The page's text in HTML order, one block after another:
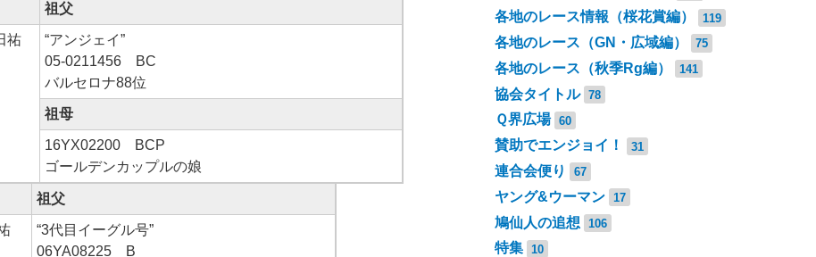
祖父
祐
“アンジェイ”
05-0211456 BC
バルセロナ88位
祖母
16YX02200 BCP
ゴールデンカップルの娘
祖父
“3代目イーグル号”
06YA08225 B
各地のレース情報（桜花賞編） 119
各地のレース（GN・広域編） 75
各地のレース（秋季Rg編） 141
協会タイトル 78
Ｑ界広場 60
賛助でエンジョイ！ 31
連合会便り 67
ヤング&ウーマン 17
鳩仙人の追想 106
特集 10